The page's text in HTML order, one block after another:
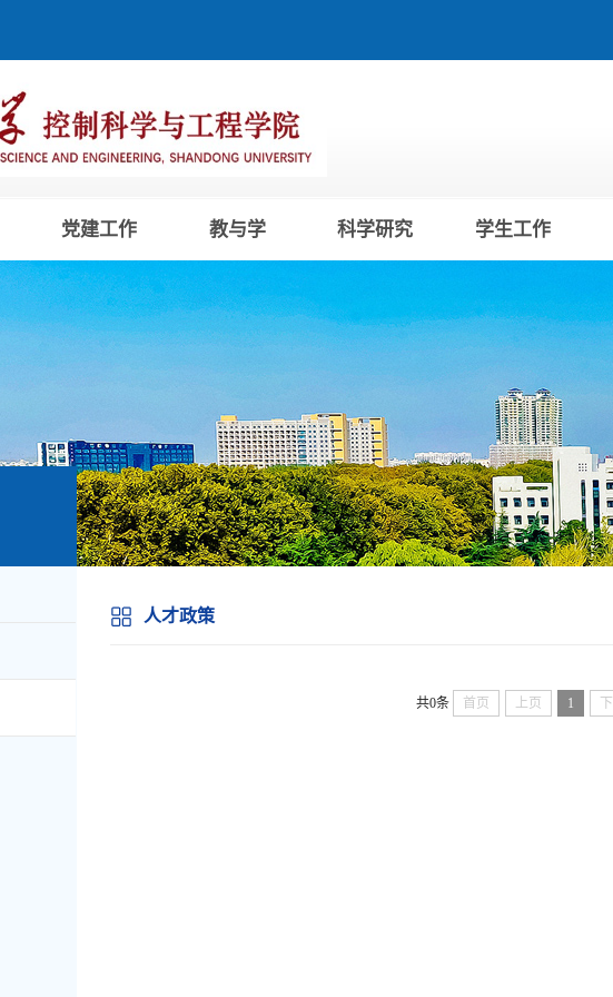
党建工作 教与学 科学研究 学生工作
人才政策
共0条 首页 上页 1